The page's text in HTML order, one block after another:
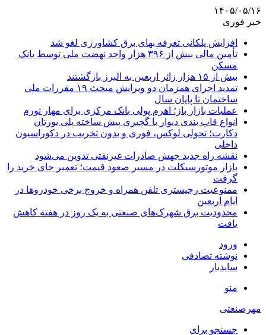
۱۴۰۵/۰۵/۱۶
خبر فوری
افزایش پلکانی تعرفه بهای برق کشاورزی لغو شد
تأمین مالی بیش از ۳۹۶ هزار واحد نهضت ملی توسط بانک
مسکن
بیش از ۱۵ هزار زائر اربعین به البرز بازگشتند
تمدید اجرای همزمان دو ویرایش مبحث ۱۹ مقررات ملی
ساختمان تا پایان سال
عملیات بازار باز؛ اهرم پولی بانک مرکزی برای مهار تورم
انواع قاب بندی دیوار با گچبری پیش ساخته پلی یورتان
دکارت؛ تحولی لوکس، فوری و بدون تخریب در دکوراسیون
داخلی
نقشه راه جدید جهش صادرات غیرنفتی تدوین می‌شود
بازار موتورسیکلت در مسیر صعود قیمت؛ تعمیر جای خرید را
گرفت
ممنوعیت رجیستری تلفن همراه و خروج برخی خودروها در
ایام اربعین
محدودیت برق شهرک‌های صنعتی به یک روز در هفته کاهش
یافت
ورود
نوشته تصادفی
سایدبار
منو
مهرصنعتی
جستجو برای